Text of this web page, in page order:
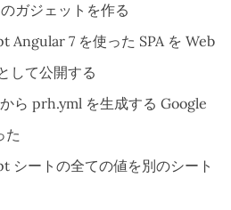
ガジェットを作る
Angular 7 を使った SPA を Web
して公開する
ら prh.yml を生成する Google
た
シートの全ての値を別のシート